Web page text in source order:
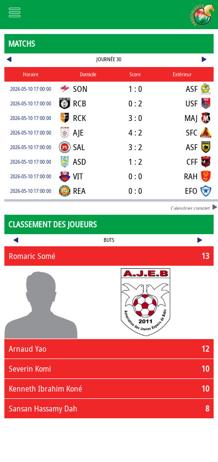
MATCHS
JOURNÉE 30
Horaire Domicile Score
Extérieur
2026-05-10 17:00:00
SON 1 : 0 ASF
2026-05-10 17:00:00 RCB 0 : 2 USF
2026-05-10 17:00:00 RCK 3 : 0 MAJ
2026-05-10 17:00:00 AJE 4 : 2 SFC
2026-05-10 17:00:00 SAL 3 : 2 ASF
2026-05-10 17:00:00 ASD 1 : 2 CFF
2026-05-10 17:00:00 VIT 0 : 0 RAH
2026-05-10 17:00:00 REA 0 : 0 EFO
Calendrier complet
CLASSEMENT DES JOUEURS
BUTS
13
Romaric Somé
12
Arnaud Yao
10
Severin Komi
10
Kenneth Ibrahim Koné
8
Sansan Hassamy Dah